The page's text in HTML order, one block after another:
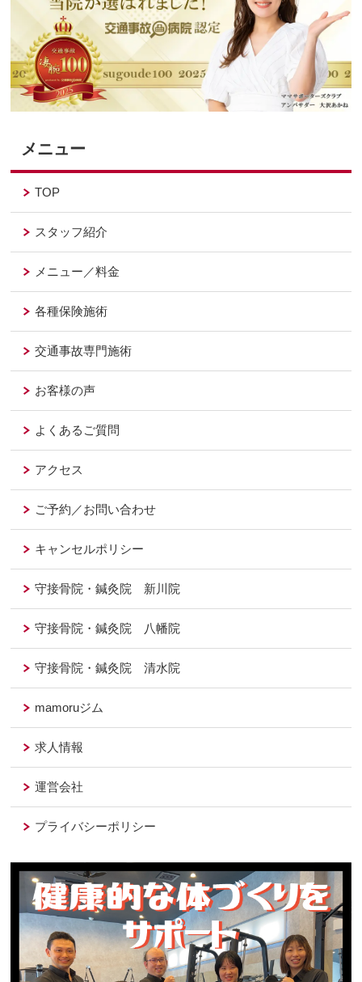
メニュー
TOP
スタッフ紹介
メニュー／料金
各種保険施術
交通事故専門施術
お客様の声
よくあるご質問
アクセス
ご予約／お問い合わせ
キャンセルポリシー
守接骨院・鍼灸院 新川院
守接骨院・鍼灸院 八幡院
守接骨院・鍼灸院 清水院
mamoruジム
求人情報
運営会社
プライバシーポリシー